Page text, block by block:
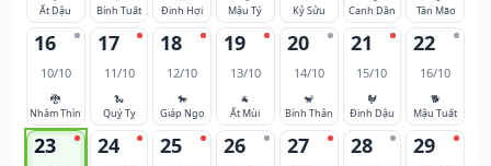
Ất Dậu
Bính Tuất
Đinh Hợi
Mậu Tý
Kỷ Sửu
Canh Dần
Tân Mão
16
10/10
🐉
Nhâm Thìn
17
11/10
🐍
Quý Tỵ
18
12/10
🐎
Giáp Ngọ
19
13/10
🐐
Ất Mùi
20
14/10
🐒
Bính Thân
21
15/10
🐓
Đinh Dậu
22
16/10
🐕
Mậu Tuất
23 24 25 26 27 28 29